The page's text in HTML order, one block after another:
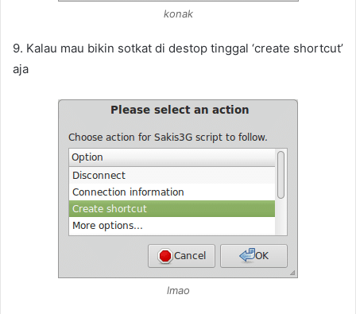
konak
9. Kalau mau bikin sotkat di destop tinggal ‘create shortcut’
aja
lmao